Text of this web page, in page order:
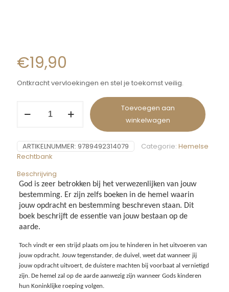
€19,90
Ontkracht vervloekingen en stel je toekomst veilig.
Toevoegen aan
winkelwagen
ARTIKELNUMMER: 9789492314079 Categorie: Hemelse
Rechtbank
Beschrijving
God is zeer betrokken bij het verwezenlijken van jouw
bestemming. Er zijn zelfs boeken in de hemel waarin
jouw opdracht en bestemming beschreven staan. Dit
boek beschrijft de essentie van jouw bestaan op de
aarde.
Toch vindt er een strijd plaats om jou te hinderen in het uitvoeren van
jouw opdracht. Jouw tegenstander, de duivel, weet dat wanneer jij
jouw opdracht uitvoert, de duistere machten bij voorbaat al vernietigd
zijn. De hemel zal op de aarde aanwezig zijn wanneer Gods kinderen
hun Koninklijke roeping volgen.